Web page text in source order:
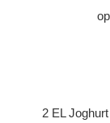
2 EL